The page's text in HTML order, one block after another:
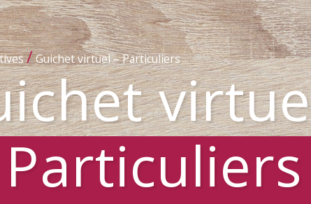
/Guichet virtuel – Particuliers
Particuliers